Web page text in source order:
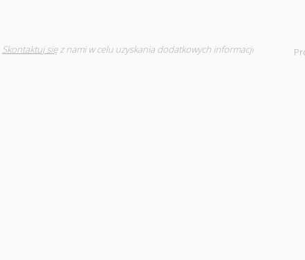
Skontaktuj sięz nami w celu uzyskania dodatkowych informacji